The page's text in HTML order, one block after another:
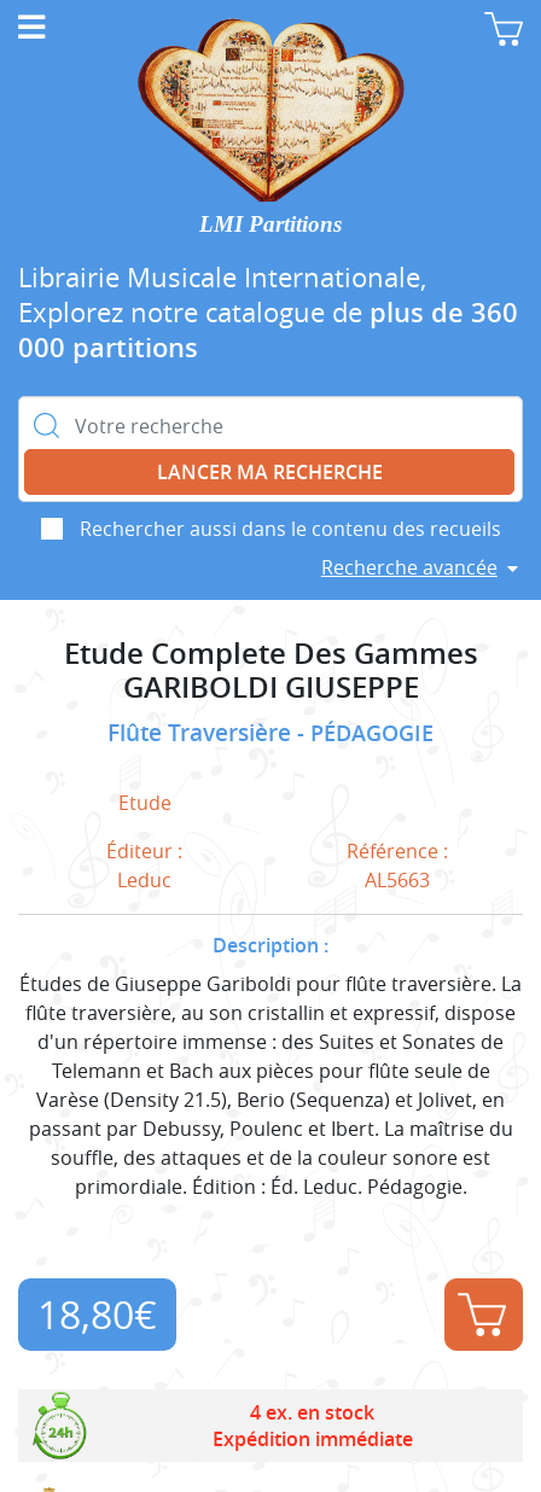
LMI Partitions
Librairie Musicale Internationale,
Explorez notre catalogue de plus de 360
000 partitions
Rechercher :
Rechercher aussi dans le contenu des recueils
Recherche avancée
Etude Complete Des Gammes
GARIBOLDI GIUSEPPE
Flûte Traversière PÉDAGOGIE
Etude
Éditeur :
Leduc
Référence :
AL5663
Description :
Études de Giuseppe Gariboldi pour flûte traversière. La
flûte traversière, au son cristallin et expressif, dispose
d'un répertoire immense : des Suites et Sonates de
Telemann et Bach aux pièces pour flûte seule de
Varèse (Density 21.5), Berio (Sequenza) et Jolivet, en
passant par Debussy, Poulenc et Ibert. La maîtrise du
souffle, des attaques et de la couleur sonore est
primordiale. Édition : Éd. Leduc. Pédagogie.
18,80€
4 ex. en stock
Expédition immédiate